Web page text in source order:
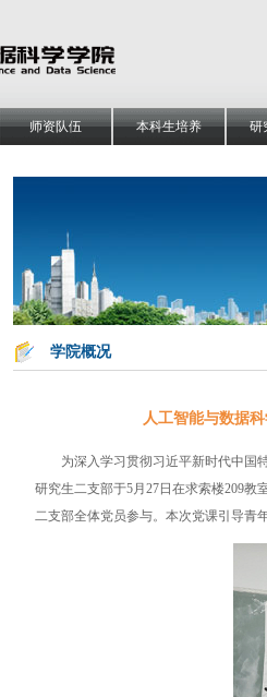
师资队伍 本科生培养 研
学院概况
人工智能与数据
为深入学习贯彻习近平新时代中国
研究生二支部于5月27日在求索楼209教
二支部全体党员参与。本次党课引导青